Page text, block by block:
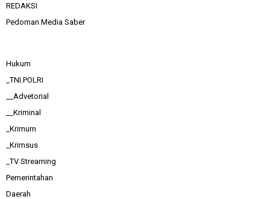
REDAKSI
Pedoman Media Saber
Hukum
_TNI.POLRI
__Advetorial
__Kriminal
_Krimum
_Krimsus
_TV Streaming
Pemerintahan
Daerah